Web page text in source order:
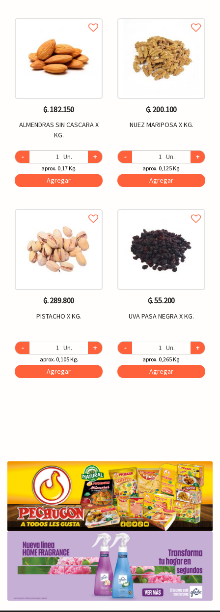
₲. 182.150
ALMENDRAS SIN CASCARA X
KG.
- Un. +
aprox. 0,17 Kg.
Agregar
₲. 200.100
NUEZ MARIPOSA X KG.
- Un. +
aprox. 0,125 Kg.
Agregar
₲. 289.800
PISTACHO X KG.
- Un. +
aprox. 0,105 Kg.
Agregar
₲. 55.200
UVA PASA NEGRA X KG.
- Un. +
aprox. 0,265 Kg.
Agregar